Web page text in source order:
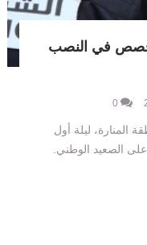
في النصب
0
الأمنية بالدائرة 11 بمنطقة المنارة، ليلة أول
على الصعيد الوطني.